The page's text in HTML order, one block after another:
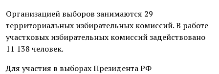
Организацией выборов занимаются 29
территориальных избирательных комиссий. В работе
участковых избирательных комиссий задействовано
11 138 человек.
Для участия в выборах Президента РФ